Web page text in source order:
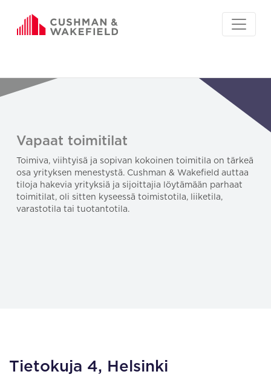
Vapaat toimitilat
Toimiva, viihtyisä ja sopivan kokoinen toimitila on tärkeä
osa yrityksen menestystä. Cushman & Wakefield auttaa
tiloja hakevia yrityksiä ja sijoittajia löytämään parhaat
toimitilat, oli sitten kyseessä toimistotila, liiketila,
varastotila tai tuotantotila.
Tietokuja 4, Helsinki